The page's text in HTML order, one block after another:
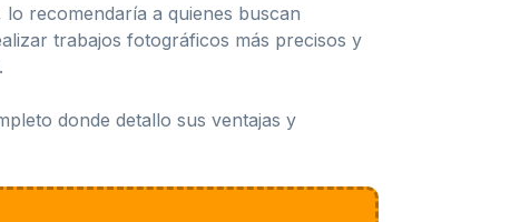
recomendaría a quienes buscan
trabajos fotográficos más precisos y
donde detallo sus ventajas y